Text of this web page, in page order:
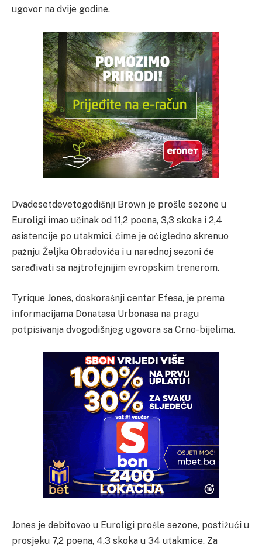
ugovor na dvije godine.
Dvadesetdevetogodišnji Brown je prošle sezone u
Euroligi imao učinak od 11,2 poena, 3,3 skoka i 2,4
asistencije po utakmici, čime je očigledno skrenuo
pažnju Željka Obradovića i u narednoj sezoni će
sarađivati sa najtrofejnijim evropskim trenerom.
Tyrique Jones, doskorašnji centar Efesa, je prema
informacijama Donatasa Urbonasa na pragu
potpisivanja dvogodišnjeg ugovora sa Crno-bijelima.
Jones je debitovao u Euroligi prošle sezone, postižući u
prosjeku 7,2 poena, 4,3 skoka u 34 utakmice. Za